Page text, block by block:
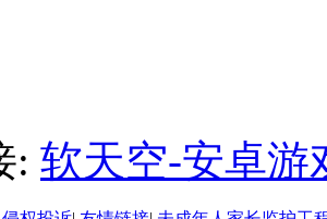
: 软天空-安卓游